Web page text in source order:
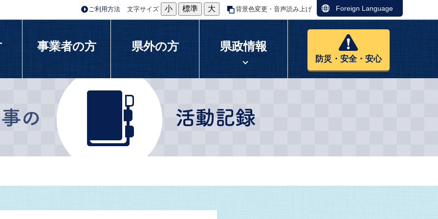
ご利用方法 文字サイズ 小 標準 大 背景色変更・音声読み上げ Foreign Language
事業者の方 県外の方 県政情報
防災・安全・安心